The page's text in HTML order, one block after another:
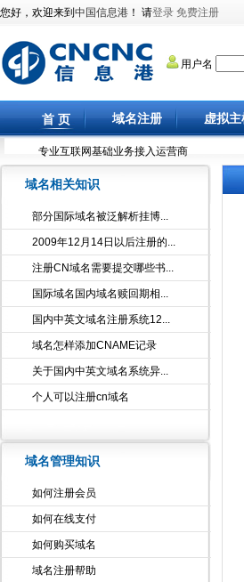
域名相关知识
部分国际域名被泛解析挂博...
2009年12月14日以后注册的...
注册CN域名需要提交哪些书...
国际域名国内域名赎回期相...
国内中英文域名注册系统12...
域名怎样添加CNAME记录
关于国内中英文域名系统异...
个人可以注册cn域名
域名管理知识
如何注册会员
如何在线支付
如何购买域名
域名注册帮助